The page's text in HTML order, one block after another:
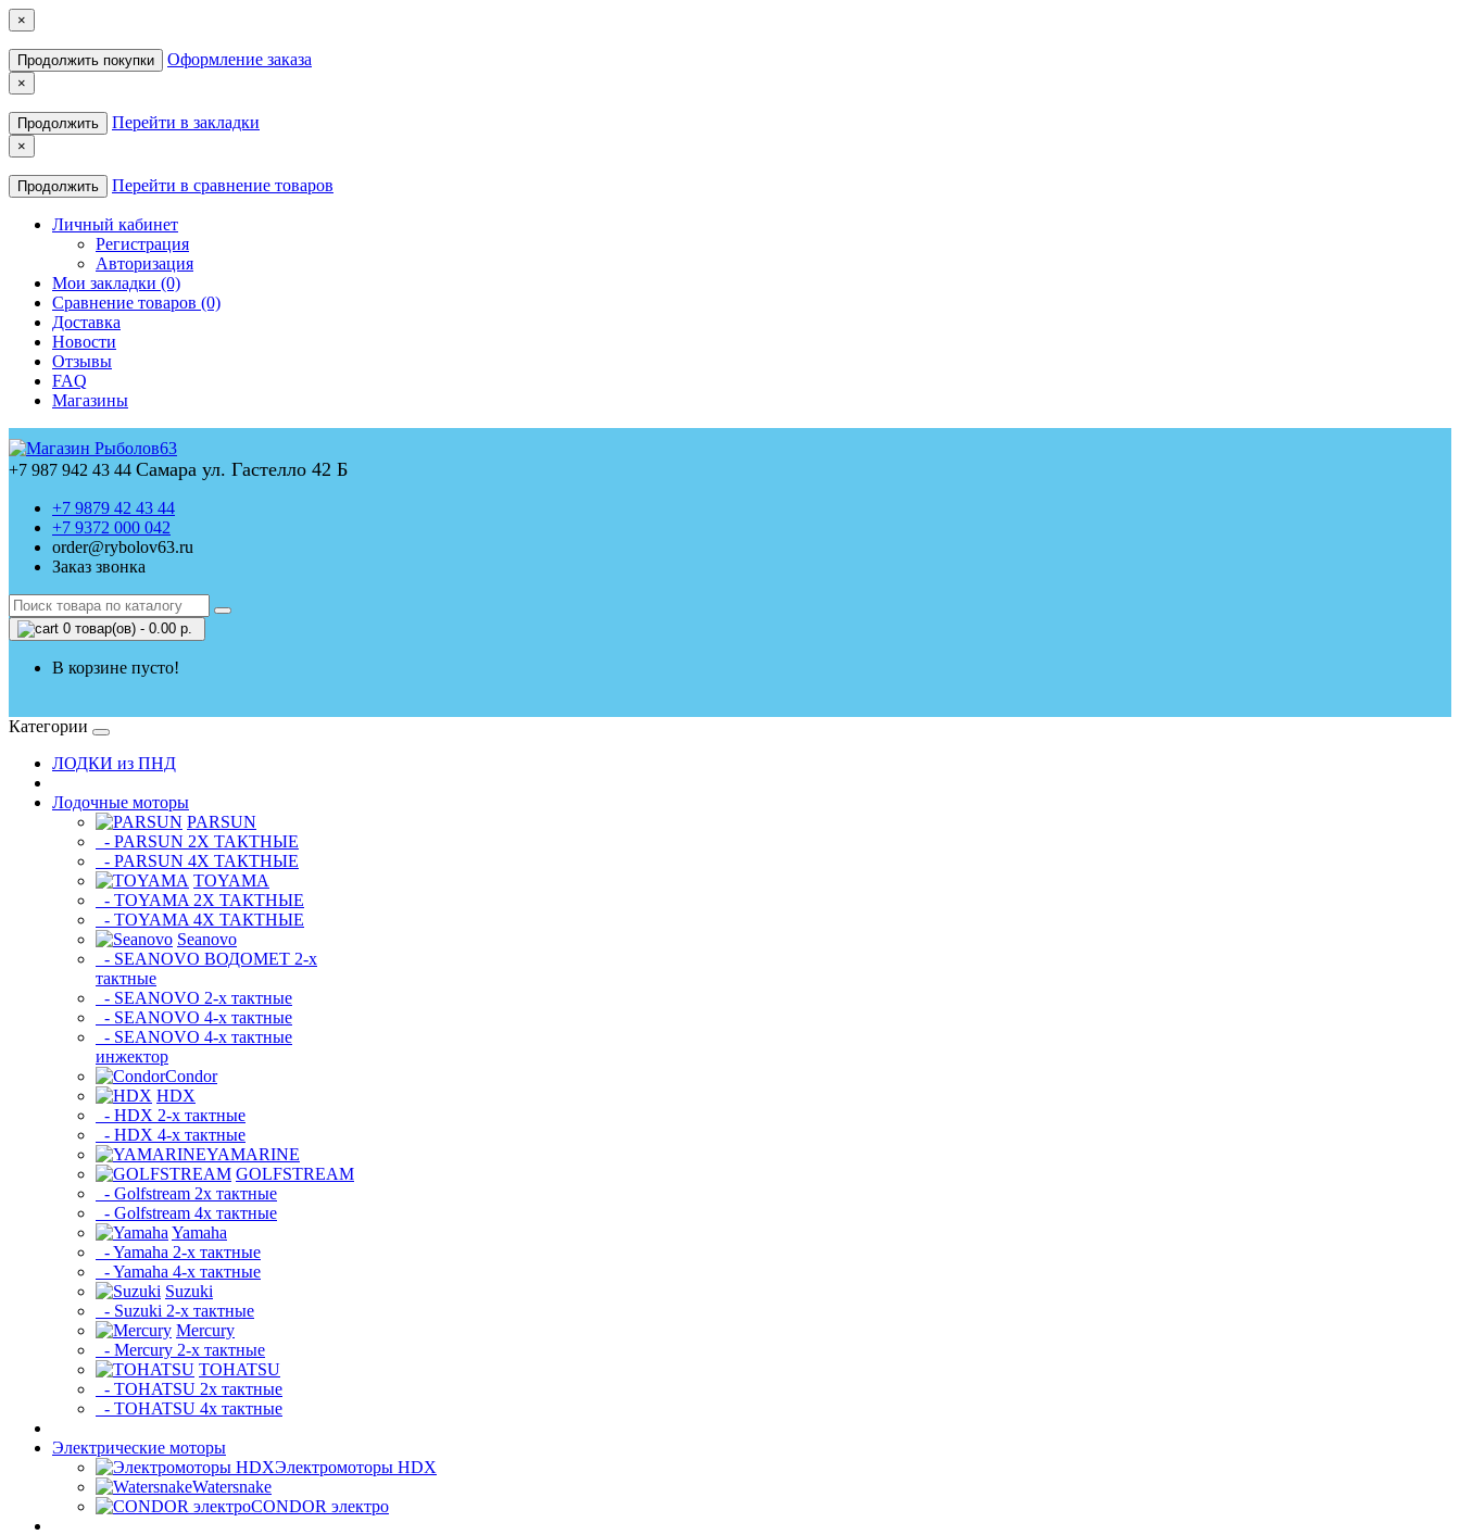
×
Продолжить покупки Оформление заказа
×
Продолжить Перейти в закладки
×
Продолжить Перейти в сравнение товаров
Личный кабинет
Регистрация
Авторизация
Мои закладки (0)
Сравнение товаров (0)
Доставка
Новости
Отзывы
FAQ
Магазины
+7 987 942 43 44 Самара ул. Гастелло 42 Б
+7 9879 42 43 44
+7 9372 000 042
order@rybolov63.ru
Заказ звонка
0 товар(ов) - 0.00 р.
В корзине пусто!
Категории
ЛОДКИ из ПНД
Лодочные моторы
PARSUN
- PARSUN 2Х ТАКТНЫЕ
- PARSUN 4Х ТАКТНЫЕ
TOYAMA
- TOYAMA 2Х ТАКТНЫЕ
- TOYAMA 4Х ТАКТНЫЕ
Seanovo
- SEANOVO ВОДОМЕТ 2-х
тактные
- SEANOVO 2-х тактные
- SEANOVO 4-х тактные
- SEANOVO 4-х тактные
инжектор
Condor
HDX
- HDX 2-х тактные
- HDX 4-х тактные
YAMARINE
GOLFSTREAM
- Golfstream 2х тактные
- Golfstream 4х тактные
Yamaha
- Yamaha 2-х тактные
- Yamaha 4-х тактные
Suzuki
- Suzuki 2-х тактные
Mercury
- Mercury 2-х тактные
TOHATSU
- TOHATSU 2х тактные
- TOHATSU 4х тактные
Электрические моторы
Электромоторы HDX
Watersnake
CONDOR электро